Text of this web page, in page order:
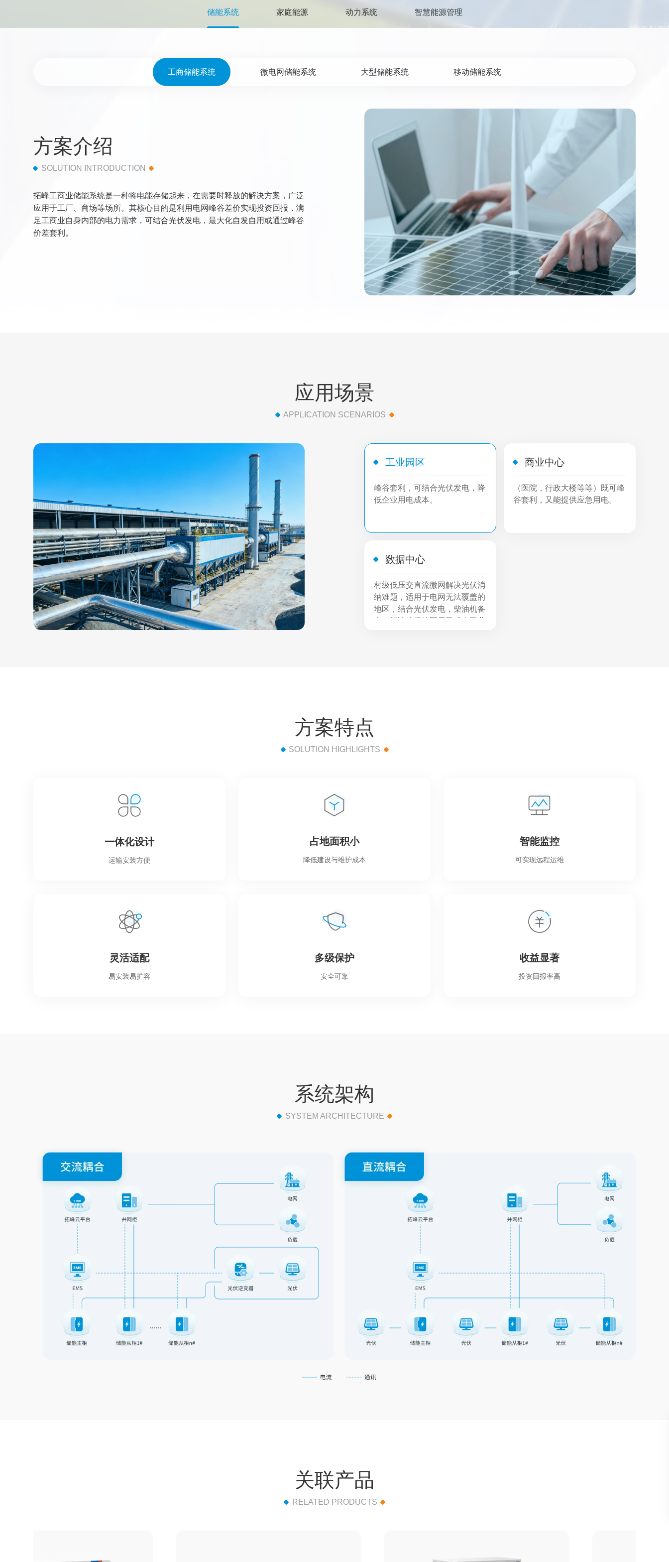
储能系统 家庭能源 动力系统 智慧能源管理
工商储能系统 微电网储能系统 大型储能系统 移动储能系统
方案介绍
SOLUTION INTRODUCTION
拓峰工商业储能系统是一种将电能存储起来，在需要时释放的解决方案，广泛
应用于工厂、商场等场所‌。其核心目的是利用电网峰谷差价实现投资回报，满
足工商业自身内部的电力需求，可结合光伏发电，最大化自发自用或通过峰谷
价差套利。
应用场景
APPLICATION SCENARIOS
工业园区
峰谷套利，可结合光伏发电，降
低企业用电成本。
商业中心
（医院，行政大楼等等）既可峰
谷套利，又能提供应急用电。
数据中心
村级低压交直流微网解决光伏消
纳难题，适用于电网无法覆盖的
地区，结合光伏发电，柴油机备
电，解决偏远地区居民或者工业
方案特点
SOLUTION HIGHLIGHTS
一体化设计
运输安装方便
占地面积小
降低建设与维护成本
智能监控
可实现远程运维
灵活适配
易安装易扩容
多级保护
安全可靠
收益显著
投资回报率高
系统架构
SYSTEM ARCHITECTURE
关联产品
RELATED PRODUCTS